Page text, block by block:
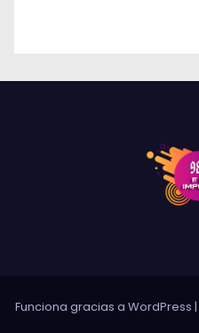
Funciona gracias a WordPress |